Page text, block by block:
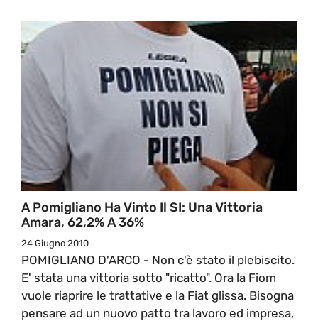
A Pomigliano Ha Vinto Il SI: Una Vittoria
Amara, 62,2% A 36%
24 Giugno 2010
POMIGLIANO D'ARCO - Non c'è stato il plebiscito.
E' stata una vittoria sotto "ricatto". Ora la Fiom
vuole riaprire le trattative e la Fiat glissa. Bisogna
pensare ad un nuovo patto tra lavoro ed impresa,